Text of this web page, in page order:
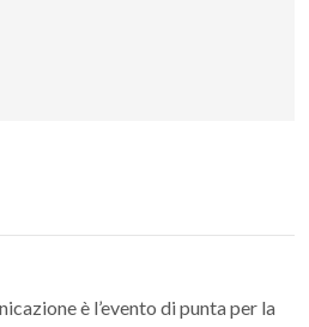
è l’evento di punta per la